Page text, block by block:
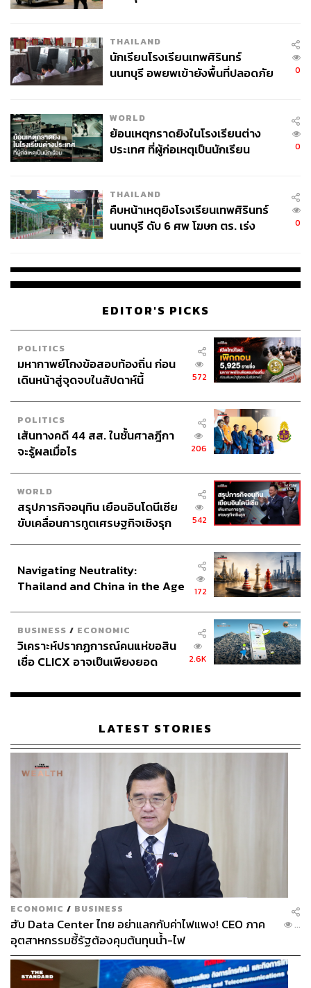
THAILAND
นักเรียนโรงเรียนเทพศิรินทร์
นนทบุรี อพยพเข้ายังพื้นที่ปลอดภัย
0
WORLD
ย้อนเหตุกราดยิงในโรงเรียนต่าง
ประเทศ ที่ผู้ก่อเหตุเป็นนักเรียน
0
THAILAND
คืบหน้าเหตุยิงโรงเรียนเทพศิรินทร์
นนทบุรี ดับ 6 ศพ โฆษก ตร. เร่ง
0
EDITOR'S PICKS
POLITICS
มหากาพย์โกงข้อสอบท้องถิ่น ก่อน
เดินหน้าสู่จุดจบในสัปดาห์นี้
572
POLITICS
เส้นทางคดี 44 สส. ในชั้นศาลฎีกา
จะรู้ผลเมื่อไร
206
WORLD
สรุปภารกิจอนุทิน เยือนอินโดนีเซีย
ขับเคลื่อนการทูตเศรษฐกิจเชิงรุก
542
Navigating Neutrality:
Thailand and China in the Age
172
BUSINESS / ECONOMIC
วิเคราะห์ปรากฏการณ์คนแห่ขอสิน
เชื่อ CLICX อาจเป็นเพียงยอด
เรือนไทยที่ถูกซุกไว้
2.6K
LATEST STORIES
ECONOMIC / BUSINESS
ฮับ Data Center ไทย อย่าแลกกับค่าไฟแพง! CEO ภาค
อุตสาหกรรมชี้รัฐต้องคุมต้นทุนน้ำ-ไฟ
...